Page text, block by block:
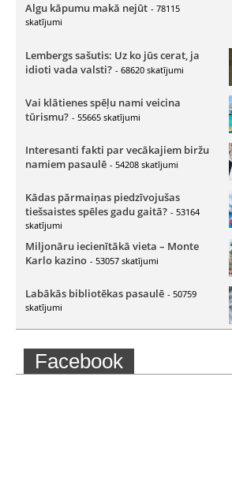
Algu kāpumu makā nejūt - 78115
skatījumi
Lembergs sašutis: Uz ko jūs cerat, ja
idioti vada valsti? - 68620 skatījumi
Vai klātienes spēļu nami veicina
tūrismu? - 55665 skatījumi
Interesanti fakti par vecākajiem biržu
namiem pasaulē - 54208 skatījumi
Kādas pārmaiņas piedzīvojušas
tiešsaistes spēles gadu gaitā? - 53164
skatījumi
Miljonāru iecienītākā vieta – Monte
Karlo kazino - 53057 skatījumi
Labākās bibliotēkas pasaulē - 50759
skatījumi
Facebook